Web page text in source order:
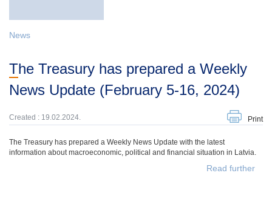
News
The Treasury has prepared a Weekly
News Update (February 5-16, 2024)
Created : 19.02.2024. Print
The Treasury has prepared a Weekly News Update with the latest
information about macroeconomic, political and financial situation in Latvia.
Read further